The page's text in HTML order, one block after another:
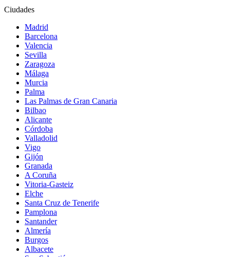
Ciudades
Madrid
Barcelona
Valencia
Sevilla
Zaragoza
Málaga
Murcia
Palma
Las Palmas de Gran Canaria
Bilbao
Alicante
Córdoba
Valladolid
Vigo
Gijón
Granada
A Coruña
Vitoria-Gasteiz
Elche
Santa Cruz de Tenerife
Pamplona
Santander
Almería
Burgos
Albacete